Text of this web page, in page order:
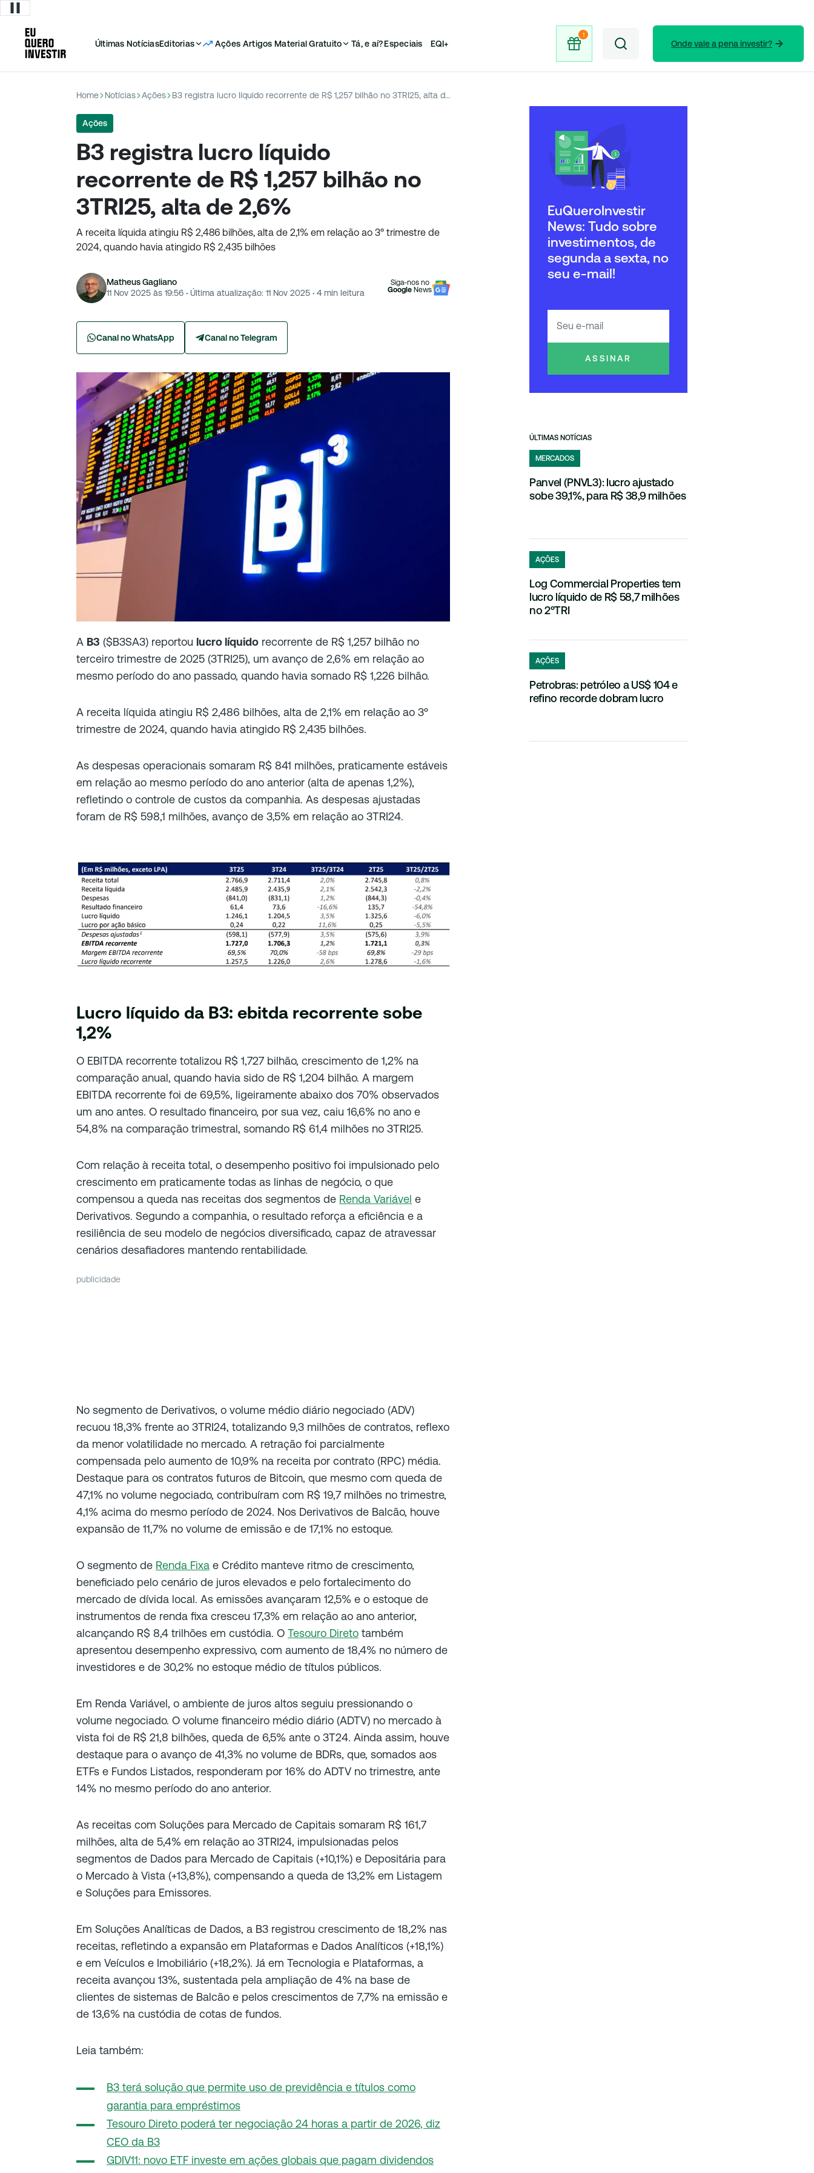
Últimas NotíciasEditorias Ações Artigos Material Gratuito Tá, e aí?Especiais EQI+ Onde vale a pena investir?
Home Notícias Ações B3 registra lucro líquido recorrente de R$ 1,257 bilhão no 3TRI25, alta de 2,6%
Ações
B3 registra lucro líquido
recorrente de R$ 1,257 bilhão no
3TRI25, alta de 2,6%
A receita líquida atingiu R$ 2,486 bilhões, alta de 2,1% em relação ao 3º trimestre de
2024, quando havia atingido R$ 2,435 bilhões
Matheus Gagliano
11 Nov 2025 às 19:56 · Última atualização: 11 Nov 2025 · 4min leitura
Siga-nos no
Google News
Canal no WhatsApp Canal no Telegram
A B3 ($B3SA3) reportou lucro líquido recorrente de R$ 1,257 bilhão no
terceiro trimestre de 2025 (3TRI25), um avanço de 2,6% em relação ao
mesmo período do ano passado, quando havia somado R$ 1,226 bilhão.
A receita líquida atingiu R$ 2,486 bilhões, alta de 2,1% em relação ao 3º
trimestre de 2024, quando havia atingido R$ 2,435 bilhões.
As despesas operacionais somaram R$ 841 milhões, praticamente estáveis
em relação ao mesmo período do ano anterior (alta de apenas 1,2%),
refletindo o controle de custos da companhia. As despesas ajustadas
foram de R$ 598,1 milhões, avanço de 3,5% em relação ao 3TRI24.
Lucro líquido da B3: ebitda recorrente sobe
1,2%
O EBITDA recorrente totalizou R$ 1,727 bilhão, crescimento de 1,2% na
comparação anual, quando havia sido de R$ 1,204 bilhão. A margem
EBITDA recorrente foi de 69,5%, ligeiramente abaixo dos 70% observados
um ano antes. O resultado financeiro, por sua vez, caiu 16,6% no ano e
54,8% na comparação trimestral, somando R$ 61,4 milhões no 3TRI25.
Com relação à receita total, o desempenho positivo foi impulsionado pelo
crescimento em praticamente todas as linhas de negócio, o que
compensou a queda nas receitas dos segmentos de Renda Variável e
Derivativos. Segundo a companhia, o resultado reforça a eficiência e a
resiliência de seu modelo de negócios diversificado, capaz de atravessar
cenários desafiadores mantendo rentabilidade.
publicidade
No segmento de Derivativos, o volume médio diário negociado (ADV)
recuou 18,3% frente ao 3TRI24, totalizando 9,3 milhões de contratos, reflexo
da menor volatilidade no mercado. A retração foi parcialmente
compensada pelo aumento de 10,9% na receita por contrato (RPC) média.
Destaque para os contratos futuros de Bitcoin, que mesmo com queda de
47,1% no volume negociado, contribuíram com R$ 19,7 milhões no trimestre,
4,1% acima do mesmo período de 2024. Nos Derivativos de Balcão, houve
expansão de 11,7% no volume de emissão e de 17,1% no estoque.
O segmento de Renda Fixa e Crédito manteve ritmo de crescimento,
beneficiado pelo cenário de juros elevados e pelo fortalecimento do
mercado de dívida local. As emissões avançaram 12,5% e o estoque de
instrumentos de renda fixa cresceu 17,3% em relação ao ano anterior,
alcançando R$ 8,4 trilhões em custódia. O Tesouro Direto também
apresentou desempenho expressivo, com aumento de 18,4% no número de
investidores e de 30,2% no estoque médio de títulos públicos.
Em Renda Variável, o ambiente de juros altos seguiu pressionando o
volume negociado. O volume financeiro médio diário (ADTV) no mercado à
vista foi de R$ 21,8 bilhões, queda de 6,5% ante o 3T24. Ainda assim, houve
destaque para o avanço de 41,3% no volume de BDRs, que, somados aos
ETFs e Fundos Listados, responderam por 16% do ADTV no trimestre, ante
14% no mesmo período do ano anterior.
As receitas com Soluções para Mercado de Capitais somaram R$ 161,7
milhões, alta de 5,4% em relação ao 3TRI24, impulsionadas pelos
segmentos de Dados para Mercado de Capitais (+10,1%) e Depositária para
o Mercado à Vista (+13,8%), compensando a queda de 13,2% em Listagem
e Soluções para Emissores.
Em Soluções Analíticas de Dados, a B3 registrou crescimento de 18,2% nas
receitas, refletindo a expansão em Plataformas e Dados Analíticos (+18,1%)
e em Veículos e Imobiliário (+18,2%). Já em Tecnologia e Plataformas, a
receita avançou 13%, sustentada pela ampliação de 4% na base de
clientes de sistemas de Balcão e pelos crescimentos de 7,7% na emissão e
de 13,6% na custódia de cotas de fundos.
Leia também:
B3 terá solução que permite uso de previdência e títulos como
garantia para empréstimos
Tesouro Direto poderá ter negociação 24 horas a partir de 2026, diz
CEO da B3
GDIV11: novo ETF investe em ações globais que pagam dividendos
EuQueroInvestir
News: Tudo sobre
investimentos, de
segunda a sexta, no
seu e-mail!
ASSINAR
ÚLTIMAS NOTÍCIAS
MERCADOS
Panvel (PNVL3): lucro ajustado
sobe 39,1%, para R$ 38,9 milhões
AÇÕES
Log Commercial Properties tem
lucro líquido de R$ 58,7 milhões
no 2ºTRI
AÇÕES
Petrobras: petróleo a US$ 104 e
refino recorde dobram lucro